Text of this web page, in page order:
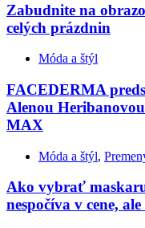
Zabudnite na
celých prázdnin
Móda a štýl
FACEDERMA
Alenou
MAX
Móda a štýl,
Ako vybrať
nespočíva v cene,